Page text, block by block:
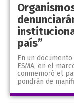
país”
En un
ESMA, en el
conmemoró el
pondrán de